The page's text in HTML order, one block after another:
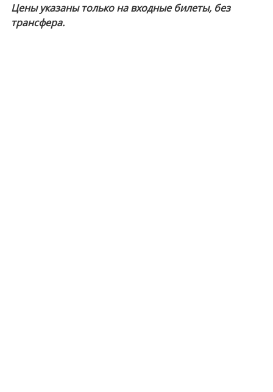
Цены указаны только на входные билеты, без
трансфера.